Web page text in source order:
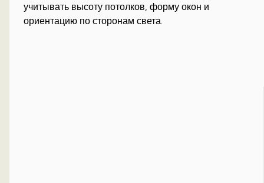
учитывать высоту потолков, форму окон и
ориентацию по сторонам света.